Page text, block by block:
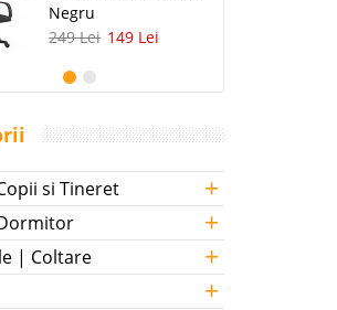
Negru
249 Lei 149 Lei
si Tineret +
+
| Coltare +
+